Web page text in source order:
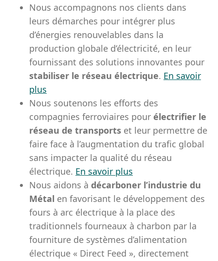
Nous accompagnons nos clients dans
leurs démarches pour intégrer plus
d’énergies renouvelables dans la
production globale d’électricité, en leur
fournissant des solutions innovantes pour
stabiliser le réseau électrique. En savoir
plus
Nous soutenons les efforts des
compagnies ferroviaires pour électrifier le
réseau de transports et leur permettre de
faire face à l’augmentation du trafic global
sans impacter la qualité du réseau
électrique. En savoir plus
Nous aidons à décarboner l’industrie du
Métal en favorisant le développement des
fours à arc électrique à la place des
traditionnels fourneaux à charbon par la
fourniture de systèmes d’alimentation
électrique « Direct Feed », directement